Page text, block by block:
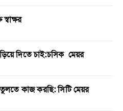
দিতে চাই:চসিক মেয়র
তুলতে কাজ করছি: সিটি মেয়র